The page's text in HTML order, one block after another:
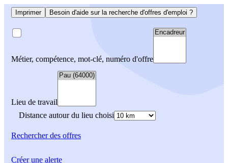
Imprimer Besoin d'aide sur la recherche d'offres d'emploi ?
Métier, compétence, mot-clé, numéro d'offre
Lieu de travail
Distance autour du lieu choisi
Rechercherdes offres
Créer une alerte